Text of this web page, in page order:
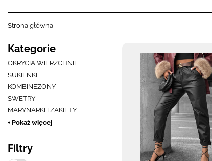
Strona główna
Kategorie
OKRYCIA WIERZCHNIE
SUKIENKI
KOMBINEZONY
SWETRY
MARYNARKI I ŻAKIETY
+ Pokaż więcej
Filtry